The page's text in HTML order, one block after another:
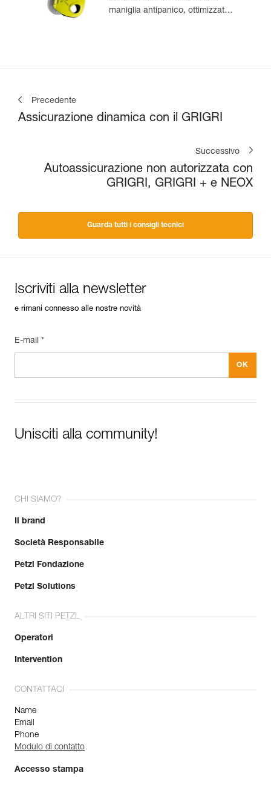
maniglia antipanico, ottimizzato
Precedente
Assicurazione dinamica con il GRIGRI
Successivo
Autoassicurazione non autorizzata con
GRIGRI, GRIGRI + e NEOX
Guarda tutti i consigli tecnici
Iscriviti alla newsletter
e rimani connesso alle nostre novità
E-mail *
Unisciti alla community!
CHI SIAMO?
Il brand
Società Responsabile
Petzl Fondazione
Petzl Solutions
ALTRI SITI PETZL
Operatori
Intervention
CONTATTACI
Name
Email
Phone
Modulo di contatto
Accesso stampa